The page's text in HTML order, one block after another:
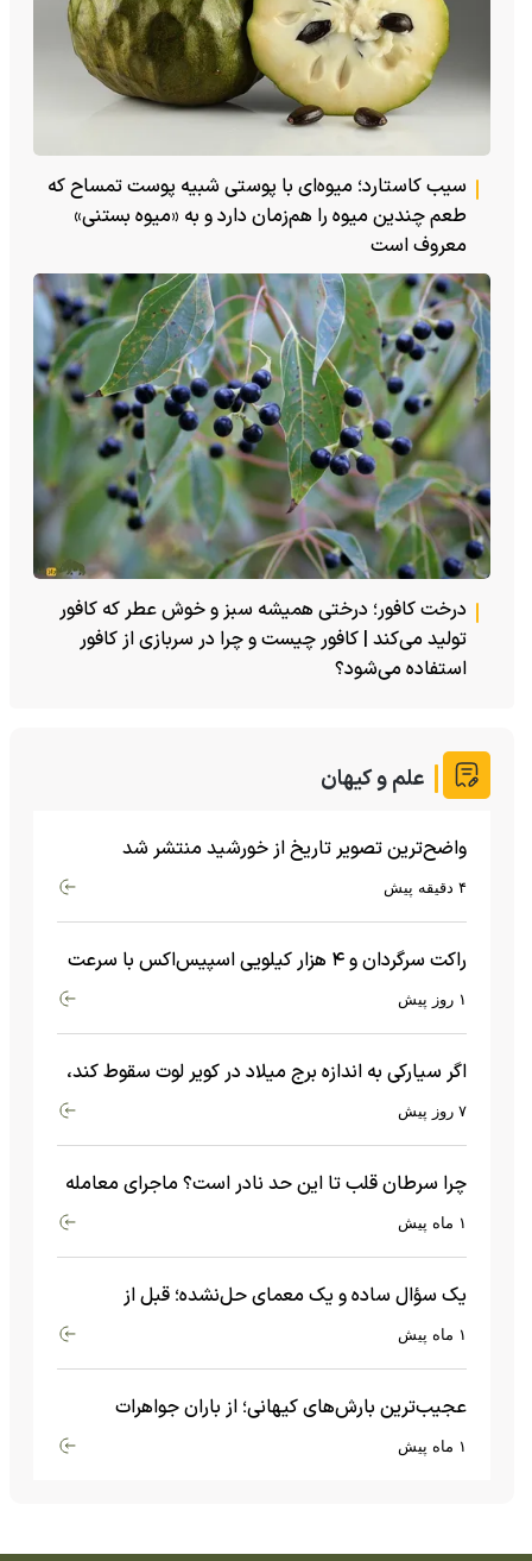
سیب کاستارد؛ میوه‌ای با پوستی شبیه پوست تمساح که
طعم چندین میوه را هم‌زمان دارد و به «میوه بستنی»
معروف است
درخت کافور؛ درختی همیشه سبز و خوش عطر که کافور
تولید می‌کند | کافور چیست و چرا در سربازی از کافور
استفاده می‌شود؟
علم و کیهان
واضح‌ترین تصویر تاریخ از خورشید منتشر شد
۴ دقیقه پیش
راکت سرگردان و ۴ هزار کیلویی اسپیس‌اکس با سرعت
هشت هزار و ۶۹۰ کیلومتر در ساعت به ماه برخورد کرد۱ روز پیش
اگر سیارکی به اندازه برج میلاد در کویر لوت سقوط کند،
چه اتفاقی می‌افتد؟
۷ روز پیش
چرا سرطان قلب تا این حد نادر است؟ ماجرای معامله
عجیبی که در بدن اتفاق می‌افتد!۱ ماه پیش
یک سؤال ساده و یک معمای حل‌نشده؛ قبل از
بیگ‌بنگ و آغاز جهان چه چیزی وجود داشت؟۱ ماه پیش
عجیب‌ترین بارش‌های کیهانی؛ از باران جواهرات
گران‌قیمت تا بارش آهن و شیشه۱ ماه پیش